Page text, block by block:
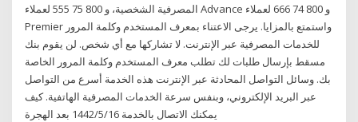
المصرفية الشخصية، و 800 75 555 لعملاء Advance و 800 74 666 لعملاء
Premier واستمتع بالمزايا. يرجى الاعتناء بمعرف المستخدم وكلمة المرور
للخدمات المصرفية عبر الإنترنت. لا تشاركها مع أي شخص. لن يقوم بنك
مسقط بإرسال طلبات لك تطلب معرف المستخدم وكلمة المرور الخاصة
بك. وسائل التواصل المحادثة عبر الإنترنت هذه الخدمة أسرع من التواصل
عبر البريد الإلكتروني، وبنفس سرعة الخدمات المصرفية الهاتفية. كيف
يمكنك الاتصال بالخدمة 16‏‏/5‏‏/1442 بعد الهجرة